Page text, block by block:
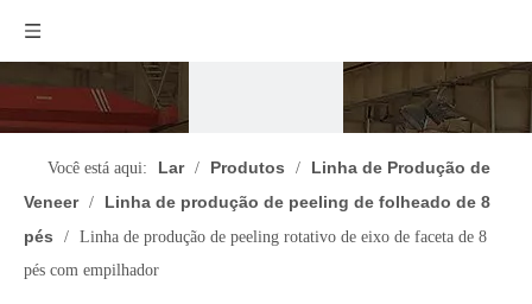
Você está aqui: Lar / Produtos /
Linha de Produção de
Veneer /
Linha de produção de peeling de folheado de 8
pés
/ Linha de produção de peeling rotativo de eixo de faceta de 8
pés com empilhador